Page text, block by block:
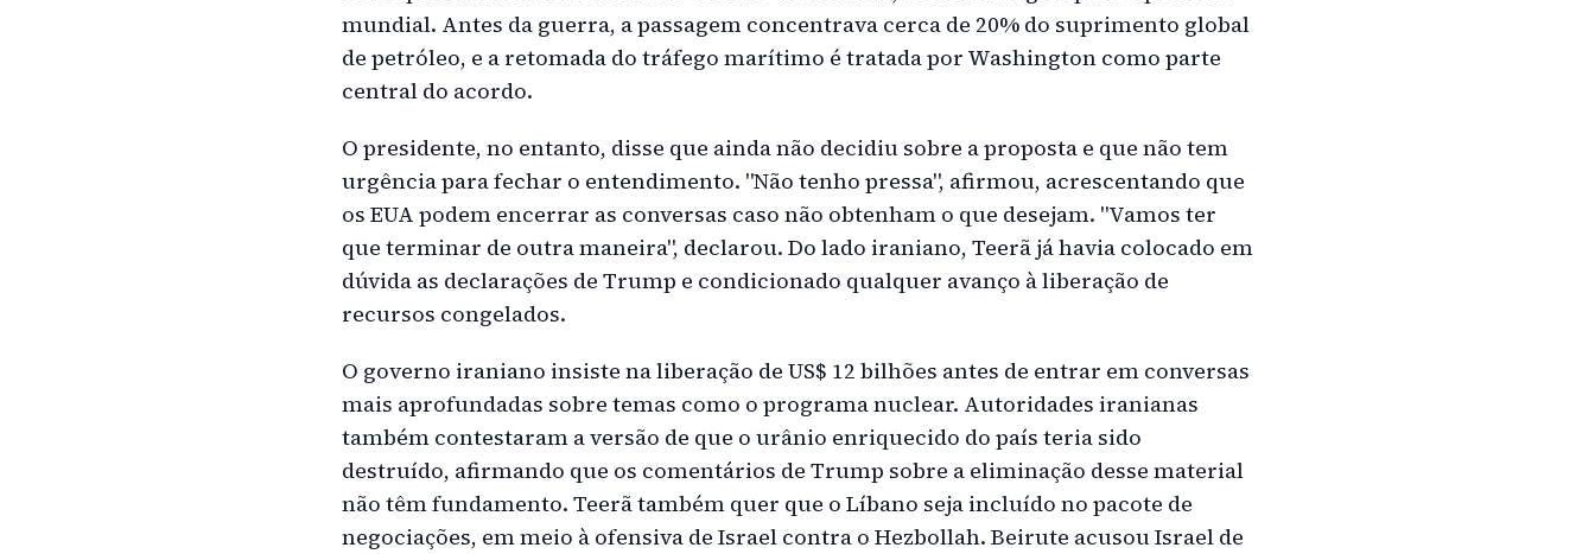
mundial. Antes da guerra, a passagem concentrava cerca de 20% do suprimento global
de petróleo, e a retomada do tráfego marítimo é tratada por Washington como parte
central do acordo.
O presidente, no entanto, disse que ainda não decidiu sobre a proposta e que não tem
urgência para fechar o entendimento. "Não tenho pressa", afirmou, acrescentando que
os EUA podem encerrar as conversas caso não obtenham o que desejam. "Vamos ter
que terminar de outra maneira", declarou. Do lado iraniano, Teerã já havia colocado em
dúvida as declarações de Trump e condicionado qualquer avanço à liberação de
recursos congelados.
O governo iraniano insiste na liberação de US$ 12 bilhões antes de entrar em conversas
mais aprofundadas sobre temas como o programa nuclear. Autoridades iranianas
também contestaram a versão de que o urânio enriquecido do país teria sido
destruído, afirmando que os comentários de Trump sobre a eliminação desse material
não têm fundamento. Teerã também quer que o Líbano seja incluído no pacote de
negociações, em meio à ofensiva de Israel contra o Hezbollah. Beirute acusou Israel de